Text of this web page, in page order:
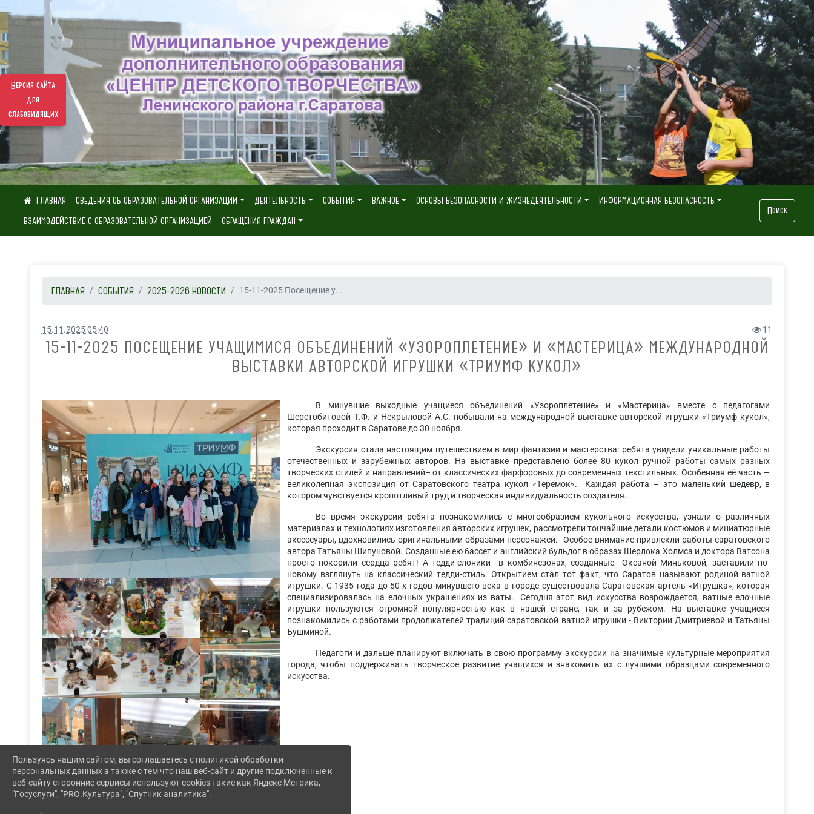
Версия сайта
для
слабовидящих
СВЕДЕНИЯ ОБ ОБРАЗОВАТЕЛЬНОЙ ОРГАНИЗАЦИИ ДЕЯТЕЛЬНОСТЬ СОБЫТИЯ ВАЖНОЕ ОСНОВЫ БЕЗОПАСНОСТИ И ЖИЗНЕДЕЯТЕЛЬНОСТИ
ИНФОРМАЦИОННАЯ БЕЗОПАСНОСТЬ
ВЗАИМОДЕЙСТВИЕ С ОБРАЗОВАТЕЛЬНОЙ ОРГАНИЗАЦИЕЙ
ОБРАЩЕНИЯ ГРАЖДАН
Поиск
ГЛАВНАЯ СОБЫТИЯ 2025-2026 НОВОСТИ 15-11-2025 Посещение у...
15.11.2025 05:40 11
15-11-2025 ПОСЕЩЕНИЕ УЧАЩИМИСЯ ОБЪЕДИНЕНИЙ «УЗОРОПЛЕТЕНИЕ» И «МАСТЕРИЦА» МЕЖДУНАРОДНОЙ
ВЫСТАВКИ АВТОРСКОЙ ИГРУШКИ «ТРИУМФ КУКОЛ»
В минувшие выходные учащиеся объединений «Узороплетение» и «Мастерица» вместе с педагогами
Шерстобитовой Т.Ф. и Некрыловой А.С. побывали на международной выставке авторской игрушки «Триумф кукол»,
которая проходит в Саратове до 30 ноября.
Экскурсия стала настоящим путешествием в мир фантазии и мастерства: ребята увидели уникальные работы
отечественных и зарубежных авторов. На выставке представлено более 80 кукол ручной работы самых разных
творческих стилей и направлений– от классических фарфоровых до современных текстильных. Особенная её часть —
великолепная экспозиция от Саратовского театра кукол «Теремок». Каждая работа – это маленький шедевр, в
котором чувствуется кропотливый труд и творческая индивидуальность создателя.
Во время экскурсии ребята познакомились с многообразием кукольного искусства, узнали о различных
материалах и технологиях изготовления авторских игрушек, рассмотрели тончайшие детали костюмов и миниатюрные
аксессуары, вдохновились оригинальными образами персонажей. Особое внимание привлекли работы саратовского
автора Татьяны Шипуновой. Созданные ею бассет и английский бульдог в образах Шерлока Холмса и доктора Ватсона
просто покорили сердца ребят! А тедди-слоники в комбинезонах, созданные Оксаной Миньковой, заставили по-
новому взглянуть на классический тедди-стиль. Открытием стал тот факт, что Саратов называют родиной ватной
игрушки. С 1935 года до 50-х годов минувшего века в городе существовала Саратовская артель «Игрушка», которая
специализировалась на елочных украшениях из ваты. Сегодня этот вид искусства возрождается, ватные елочные
игрушки пользуются огромной популярностью как в нашей стране, так и за рубежом. На выставке учащиеся
познакомились с работами продолжателей традиций саратовской ватной игрушки - Виктории Дмитриевой и Татьяны
Бушминой.
Педагоги и дальше планируют включать в свою программу экскурсии на значимые культурные мероприятия
города, чтобы поддерживать творческое развитие учащихся и знакомить их с лучшими образцами современного
искусства.
Пользуясь нашим сайтом, вы соглашаетесь с политикой обработки
персональных данных а также с тем что наш веб-сайт и другие подключенные к
веб-сайту сторонние сервисы используют cookies такие как Яндекс Метрика,
"Госуслуги", "PRO.Культура", "Спутник аналитика".